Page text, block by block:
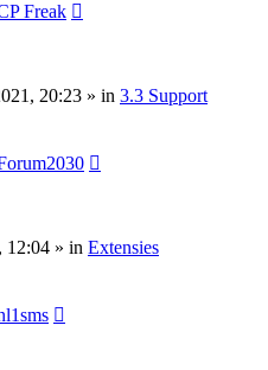
Freak
20:23 » in 3.3 Support
12:04 » in Extensies